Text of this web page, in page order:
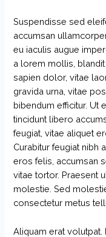
Suspendisse sed
accumsan
eu iaculis augue
a lorem mollis,
sapien dolor, vitae
gravida urna, vitae
bibendum efficitur. Ut
tincidunt libero
feugiat, vitae aliquet
Curabitur feugiat nibh
eros felis, accumsan
vitae tortor. Praesent
molestie. Sed
consectetur metus
Aliquam erat volutpat.